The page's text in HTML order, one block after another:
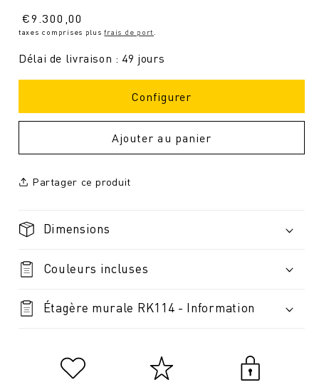
Prix
normal
€9.300,00
taxes comprises plusfrais de port
Délai de livraison : 49 jours
Configurer
Ajouter au panier
Partager ce produit
Dimensions
Couleurs incluses
Étagère murale RK114 - Information